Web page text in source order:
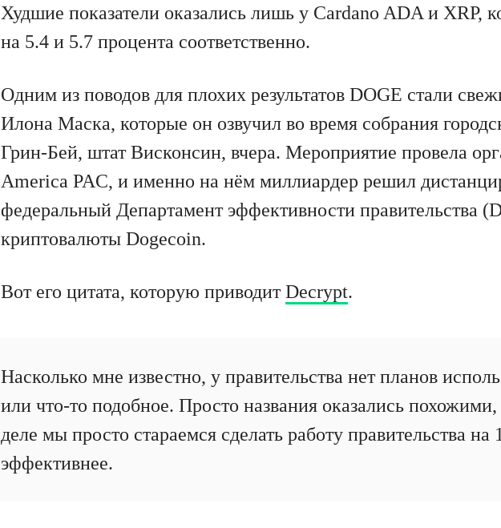
Худшие показатели оказались лишь у Cardano ADA и XRP,
на 5.4 и 5.7 процента соответственно.
Одним из поводов для плохих результатов DOGE стали
Илона Маска, которые он озвучил во время собрания
Грин-Бей, штат Висконсин, вчера. Мероприятие провела
America PAC, и именно на нём миллиардер решил
федеральный Департамент эффективности правительства
криптовалюты Dogecoin.
Вот его цитата, которую приводитDecrypt.
Насколько мне известно, у правительства нет планов
или что-то подобное. Просто названия оказались
деле мы просто стараемся сделать работу правительства на
эффективнее.